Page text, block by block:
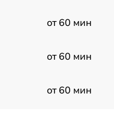
от 60 мин
от 60 мин
от 60 мин